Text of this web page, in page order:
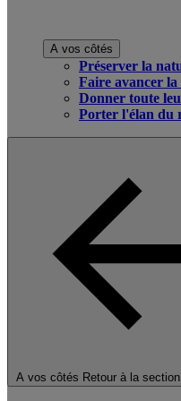
A vos côtés
Préserver la
Faire avancer
Donner toute
Porter l'élan du
A vos côtés Retour à la